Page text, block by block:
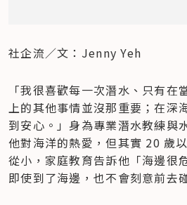
社企流／文：Jenny Yeh
「我很喜歡每一次潛水、只有在
上的其他事情並沒那重要；在深
到安心。」身為專業潛水教練與
他對海洋的熱愛，但其實 20 歲
從小，家庭教育告訴他「海邊很
即使到了海邊，也不會刻意前去